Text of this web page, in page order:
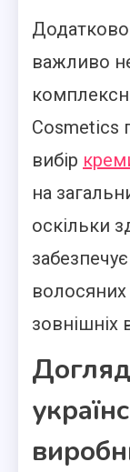
важливо
Cosmetics
вибір
на
оскільки
волосяних
зовнішніх